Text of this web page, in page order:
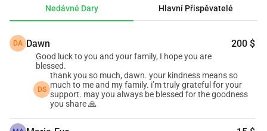
splátkami dosahujícími 125 USD. Pro svou ženu si
odkládám 150 USD. Moje osobní provozní náklady jsou 60
USD měsíčně (palivo, servis motorky, elektřina a internet).
Je jasné, že potřeby naší rodiny dosahují kolem 340 USD,
zatímco můj příjem zůstává 240 USD. Už jsem omezil
výdaje a zkoušel různé způsoby, jak zvýšit příjem: affiliate
Nedávné Dary Hlavní Přispěvatelé
DA Dawn 200 $
Good luck to you and your family, I hope you are
blessed.
DS
thank you so much, dawn. your kindness means so
much to me and my family. i’m truly grateful for your
support. may you always be blessed for the goodness
you share 🙏